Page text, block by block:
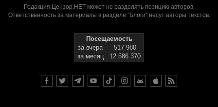
Редакция Цензор.НЕТ может не разделять позицию авторов.
Ответственность за материалы в разделе "Блоги" несут авторы текстов.
Посещаемость
за вчера
517 980
за месяц
12 586 370